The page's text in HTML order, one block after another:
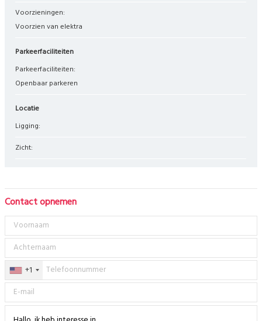
Voorzieningen:
Voorzien van elektra
Parkeerfaciliteiten
Parkeerfaciliteiten:
Openbaar parkeren
Locatie
Ligging:
Zicht:
Contact opnemen
+1